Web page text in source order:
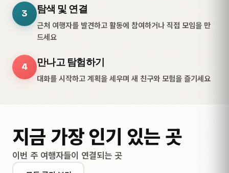
3 탐색 및 연결
근처 여행자를 발견하고 활동에 참여하거나 직접 모임을 만
드세요
4 만나고 탐험하기
대화를 시작하고 계획을 세우며 새 친구와 모험을 즐기세요
지금 가장 인기 있는 곳
이번 주 여행자들이 연결되는 곳